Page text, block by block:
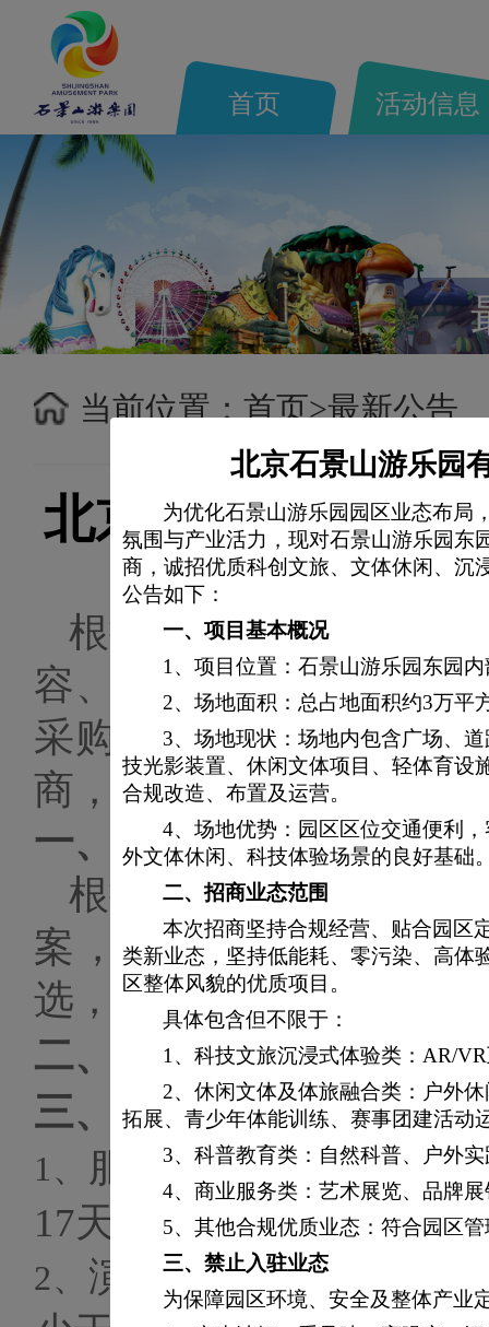
北京石景山游乐园
为优化石景山游乐园园区业态布局
氛围与产业活力，现对石景山游乐园东
商，诚招优质科创文旅、文体休闲、沉
公告如下：
一、项目基本概况
1、项目位置：石景山游乐园东园
2、场地面积：总占地面积约3万平
3、场地现状：场地内包含广场、
技光影装置、休闲文体项目、轻体育设
合规改造、布置及运营。
4、场地优势：园区区位交通便利
外文体休闲、科技体验场景的良好基础
二、招商业态范围
本次招商坚持合规经营、贴合园区
类新业态，坚持低能耗、零污染、高体
区整体风貌的优质项目。
具体包含但不限于：
1、科技文旅沉浸式体验类：AR/
2、休闲文体及体旅融合类：户外
拓展、青少年体能训练、赛事团建活动
3、科普教育类：自然科普、户外
4、商业服务类：艺术展览、品牌
5、其他合规优质业态：符合园区
三、禁止入驻业态
为保障园区环境、安全及整体产业
首页 活动信息
当前位置：首页>最新公告
北京石景山游乐园
安塞腰鼓
根据
2026年迎春庙会
容、提升游客体验，现
采购拟采用比选方式，
商，诚邀符合要求的团队
一、比选范围
根据游乐园特色，并结
案，现拟对活动安排
选，以择优确定演出团队
二、
预算要求：不高于
三、
演出要求
1、 服务时间：2026年2
17天）；
2、 演出团队需按照甲方